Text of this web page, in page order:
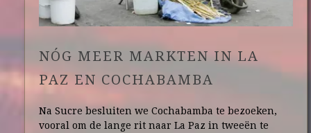
NÓG MEER MARKTEN IN LA
PAZ EN COCHABAMBA
Na Sucre besluiten we Cochabamba te bezoeken,
vooral om de lange rit naar La Paz in tweeën te